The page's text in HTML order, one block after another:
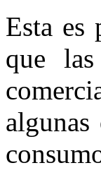
Esta es
que